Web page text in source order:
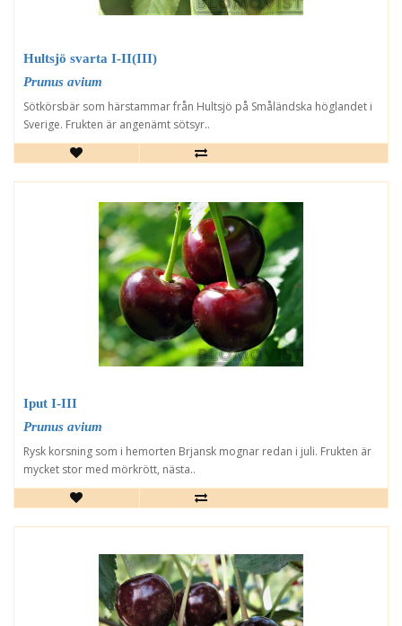
Hultsjö svarta I-II(III)
Prunus avium
Sötkörsbär som härstammar från Hultsjö på Småländska höglandet i
Sverige. Frukten är angenämt sötsyr..
Iput I-III
Prunus avium
Rysk korsning som i hemorten Brjansk mognar redan i juli. Frukten är
mycket stor med mörkrött, nästa..